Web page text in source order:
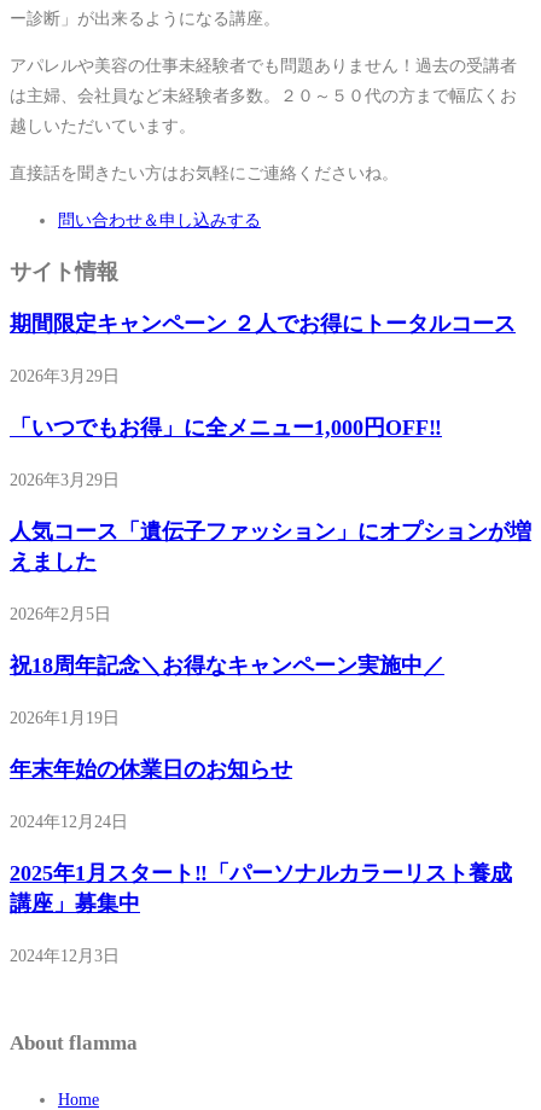
ー診断」が出来るようになる講座。
アパレルや美容の仕事未経験者でも問題ありません！過去の受講者
は主婦、会社員など未経験者多数。２０～５０代の方まで幅広くお
越しいただいています。
直接話を聞きたい方はお気軽にご連絡くださいね。
問い合わせ＆申し込みする
サイト情報
期間限定キャンペーン ２人でお得にトータルコース
2026年3月29日
「いつでもお得」に全メニュー1,000円OFF‼
2026年3月29日
人気コース「遺伝子ファッション」にオプションが増
えました
2026年2月5日
祝18周年記念＼お得なキャンペーン実施中／
2026年1月19日
年末年始の休業日のお知らせ
2024年12月24日
2025年1月スタート‼「パーソナルカラーリスト養成
講座」募集中
2024年12月3日
About flamma
Home